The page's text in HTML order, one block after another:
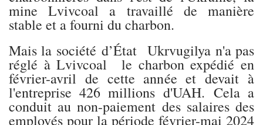
mine Lvivcoal a travaillé de manière
stable et a fourni du charbon.
Mais la société d’État Ukrvugilya n'a pas
réglé à Lvivcoal le charbon expédié en
février-avril de cette année et devait à
l'entreprise 426 millions d'UAH. Cela a
conduit au non-paiement des salaires des
employés pour la période février-mai 2024